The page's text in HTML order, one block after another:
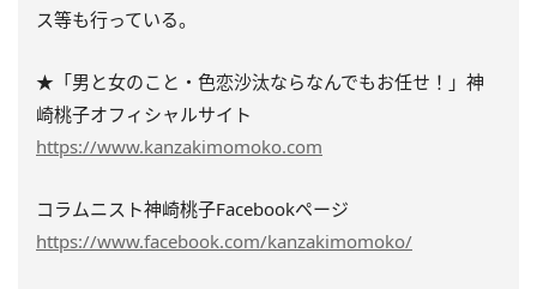
ス等も行っている。
★「男と女のこと・色恋沙汰ならなんでもお任せ！」神
崎桃子オフィシャルサイト
https://www.kanzakimomoko.com
コラムニスト神崎桃子Facebookページ
https://www.facebook.com/kanzakimomoko/